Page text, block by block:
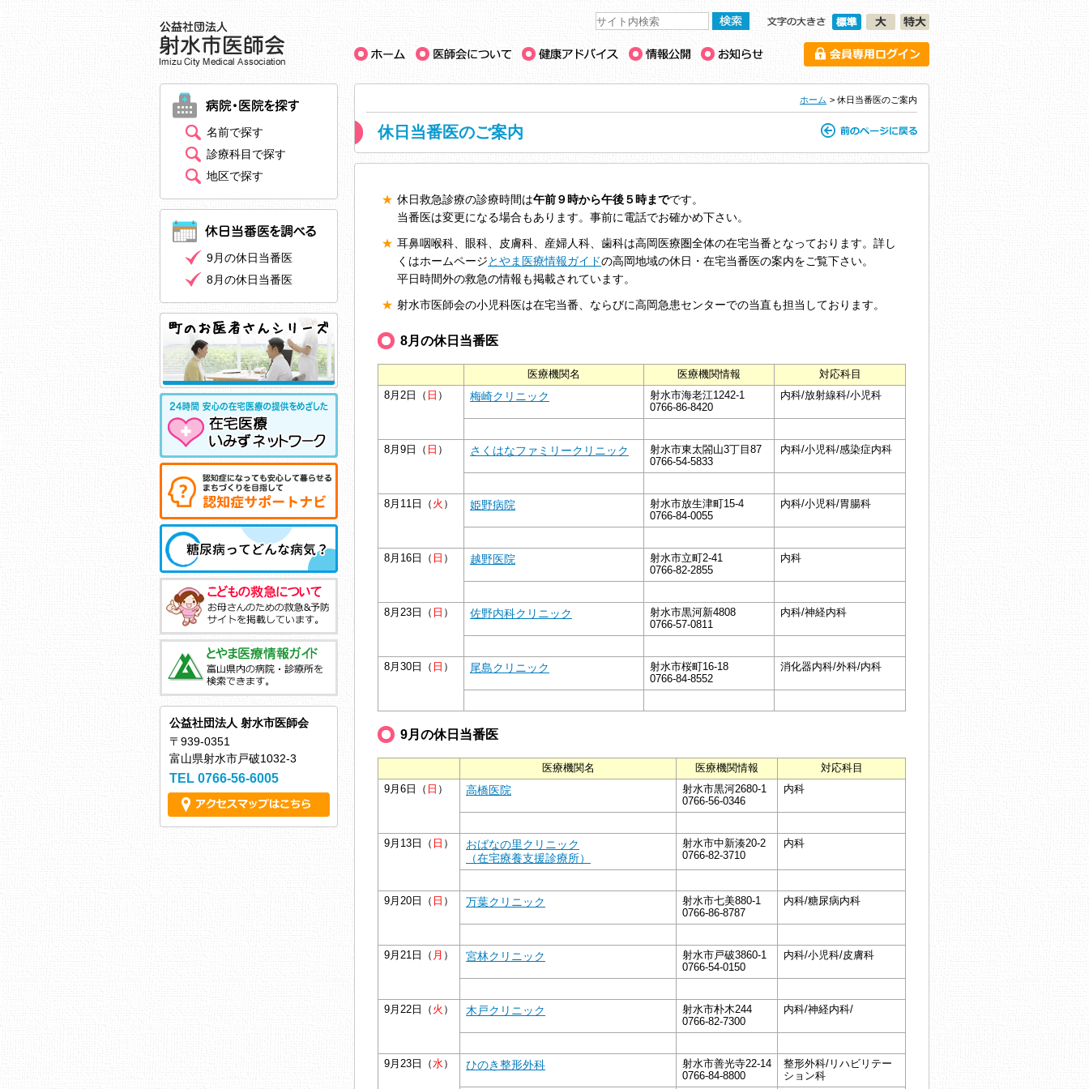
ホーム > 休日当番医のご案内
休日当番医のご案内
★ 休日救急診療の診療時間は午前９時から午後５時までです。
当番医は変更になる場合もあります。事前に電話でお確かめ下さい。
★ 耳鼻咽喉科、眼科、皮膚科、産婦人科、歯科は高岡医療圏全体の在宅当番となっております。詳し
くはホームページとやま医療情報ガイドの高岡地域の休日・在宅当番医の案内をご覧下さい。
平日時間外の救急の情報も掲載されています。
★ 射水市医師会の小児科医は在宅当番、ならびに高岡急患センターでの当直も担当しております。
8月の休日当番医
医療機関名 医療機関情報
対応科目
8月2日（ 日 ） 梅崎クリニック
射水市海老江1242-1
0766-86-8420
内科/放射線科/小児科
8月9日（ 日 ） さくはなファミリークリニック
射水市東太閤山3丁目87
0766-54-5833
内科/小児科/感染症内科
8月11日（ 火 ） 姫野病院
射水市放生津町15-4
0766-84-0055
内科/小児科/胃腸科
8月16日（ 日 ） 越野医院
射水市立町2-41
0766-82-2855
内科
8月23日（ 日 ） 佐野内科クリニック
射水市黒河新4808
0766-57-0811
内科/神経内科
8月30日（ 日 ） 尾島クリニック
射水市桜町16-18
0766-84-8552
消化器内科/外科/内科
9月の休日当番医
医療機関名 医療機関情報
対応科目
9月6日（ 日 ） 高橋医院
射水市黒河2680-1
0766-56-0346
内科
9月13日（ 日 ）
おばなの里クリニック
（在宅療養支援診療所）
射水市中新湊20-2
0766-82-3710
内科
9月20日（ 日 ） 万葉クリニック
射水市七美880-1
0766-86-8787
内科/糖尿病内科
9月21日（ 月 ） 宮林クリニック
射水市戸破3860-1
0766-54-0150
内科/小児科/皮膚科
9月22日（ 火 ） 木戸クリニック
射水市朴木244
0766-82-7300
内科/神経内科/
9月23日（水） ひのき整形外科
射水市善光寺22-14
0766-84-8800
整形外科/リハビリテー
ション科
名前で探す
診療科目で探す
地区で探す
9月の休日当番医
8月の休日当番医
公益社団法人 射水市医師会
〒939-0351
富山県射水市戸破1032-3
TEL 0766-56-6005